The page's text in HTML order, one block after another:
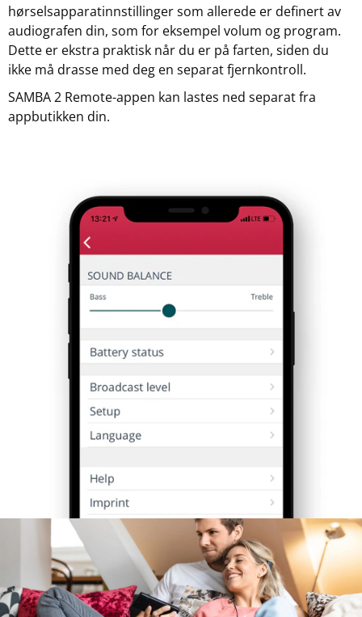
hørselsapparatinnstillinger som allerede er definert av
audiografen din, som for eksempel volum og program.
Dette er ekstra praktisk når du er på farten, siden du
ikke må drasse med deg en separat fjernkontroll.
SAMBA 2 Remote-appen kan lastes ned separat fra
appbutikken din.